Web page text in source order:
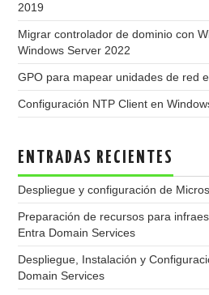
2019
Migrar controlador de dominio con
Windows Server 2022
GPO para mapear unidades de red
Configuración NTP Client en
ENTRADAS RECIENTES
Despliegue y configuración de
Preparación de recursos para
Entra Domain Services
Despliegue, Instalación y
Domain Services